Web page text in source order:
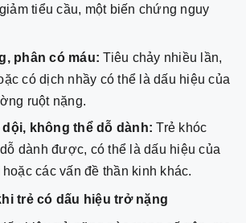
tiểu cầu, một biến chứng nguy
phân có máu: Tiêu chảy nhiều lần,
có dịch nhầy có thể là dấu hiệu của
ruột nặng.
không thể dỗ dành: Trẻ khóc
dành được, có thể là dấu hiệu của
các vấn đề thần kinh khác.
trẻ có dấu hiệu trở nặng